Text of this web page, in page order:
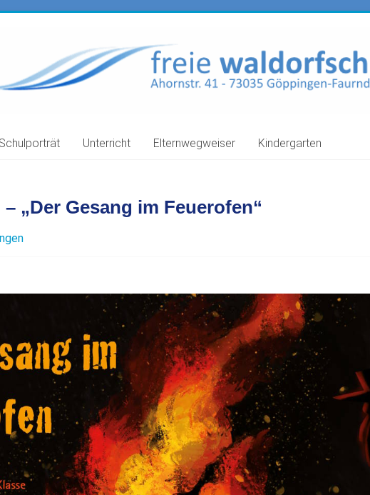
Schulporträt Unterricht Elternwegweiser Kindergarten
„Der Gesang im Feuerofen“